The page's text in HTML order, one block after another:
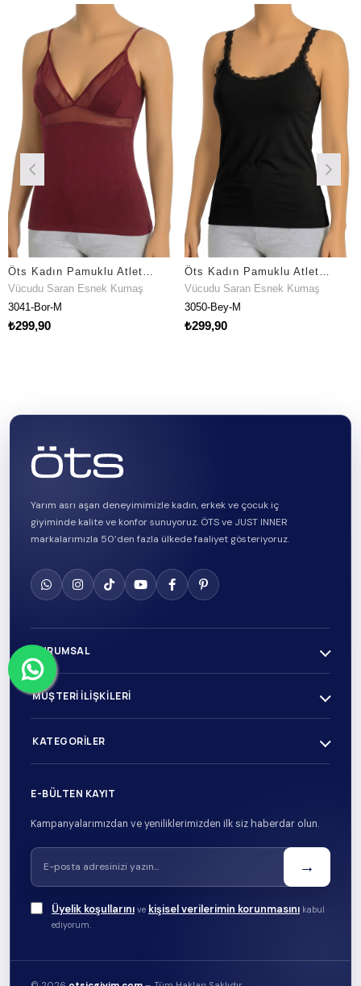
Vücudu Saran Esnek Kumaş
3041-Bor-M
₺299,90
Vücudu Saran Esnek Kumaş
3050-Bey-M
₺299,90
Yarım asrı aşan deneyimimizle kadın, erkek ve çocuk iç
giyiminde kalite ve konfor sunuyoruz. ÖTS ve JUST INNER
markalarımızla 50’den fazla ülkede faaliyet gösteriyoruz.
KURUMSAL
MÜŞTERI İLIŞKILERI
KATEGORILER
E-BÜLTEN KAYIT
Kampanyalarımızdan ve yeniliklerimizden ilk siz haberdar olun.
→
Üyelik koşullarını ve kişisel verilerimin korunmasını kabul
ediyorum.